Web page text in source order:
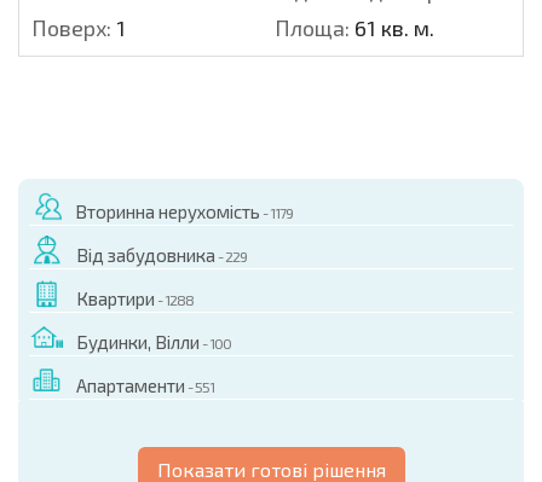
Поверх: 1 Площа: 61 кв. м.
Вторинна нерухомість - 1179
Від забудовника - 229
Квартири - 1288
Будинки, Вілли - 100
Апартаменти - 551
Показати готові рішення